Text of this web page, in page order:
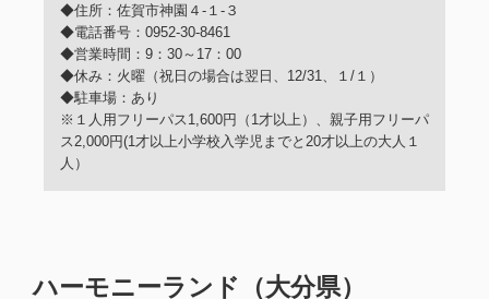
◆住所：佐賀市神園４-１-３
◆電話番号：0952-30-8461
◆営業時間：9：30～17：00
◆休み：火曜（祝日の場合は翌日、12/31、１/１）
◆駐車場：あり
※１人用フリーパス1,600円（1才以上）、親子用フリーパ
ス2,000円(1才以上小学校入学児までと20才以上の大人１
人）
ハーモニーランド（大分県）